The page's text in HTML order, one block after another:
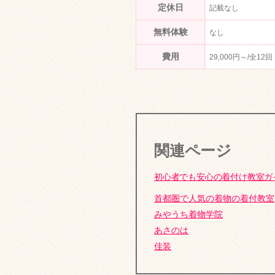
定休日 記載なし
無料体験 なし
費用 29,000円～/全12回
関連ページ
初心者でも安心の着付け教室ガ
首都圏で人気の着物の着付教室
みやうち着物学院
あさのは
佳装